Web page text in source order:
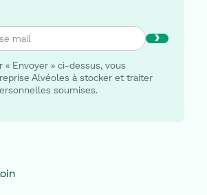
Play
« Envoyer » ci-dessus, vous
Alvéoles à stocker et traiter
soumises.